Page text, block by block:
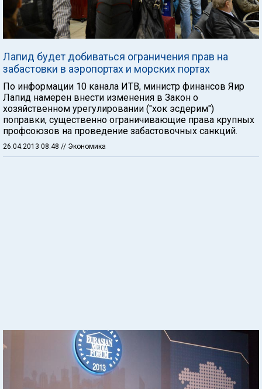
Лапид будет добиваться ограничения прав на
забастовки в аэропортах и морских портах
По информации 10 канала ИТВ, министр финансов Яир
Лапид намерен внести изменения в Закон о
хозяйственном урегулировании ("хок эсдерим")
поправки, существенно ограничивающие права крупных
профсоюзов на проведение забастовочных санкций.
26.04.2013 08:48 // Экономика